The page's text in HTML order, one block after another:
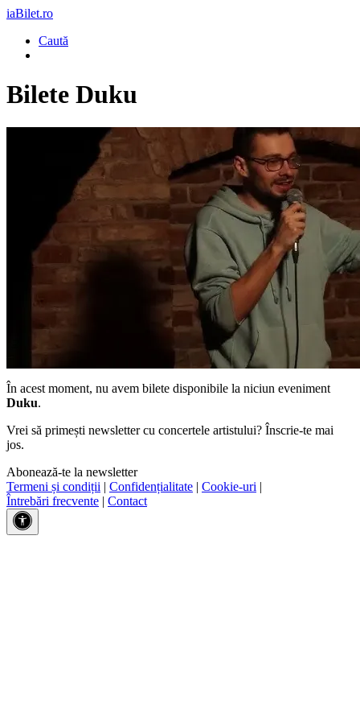
iaBilet.ro
Caută
Bilete Duku
În acest moment, nu avem bilete disponibile la niciun eveniment
Duku.
Vrei să primești newsletter cu concertele artistului? Înscrie-te mai
jos.
Abonează-te la newsletter
Termeni și condiții | Confidențialitate | Cookie-uri |
Întrebări frecvente | Contact